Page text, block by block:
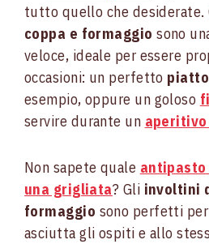
tutto quello che desiderate.
coppa e formaggio sono
veloce, ideale per essere
occasioni: un perfetto
esempio, oppure un goloso
servire durante un
Non sapete quale
una grigliata? Gli involtini
formaggio sono perfetti per
asciutta gli ospiti e allo